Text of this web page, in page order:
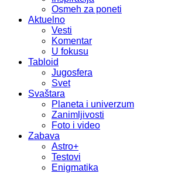
Osmeh za poneti
Aktuelno
Vesti
Komentar
U fokusu
Tabloid
Jugosfera
Svet
Svaštara
Planeta i univerzum
Zanimljivosti
Foto i video
Zabava
Astro+
Testovi
Enigmatika